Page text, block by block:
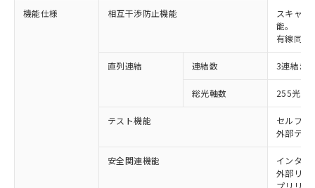
機能仕様 相互干渉防止機能
スキャ
能。
有線同期
直列連結 連結数 3連結ま
総光軸数 255光軸
テスト機能
セルフテ
外部テス
安全関連機能
インター
外部リレ
プリリセ
ご利用条件
※1 対応状況
対応済み：EU RoHS指令（10物質）の
非含有に対応した製品が提供可能な商品で
有に対応した製品に切り替える予定のある